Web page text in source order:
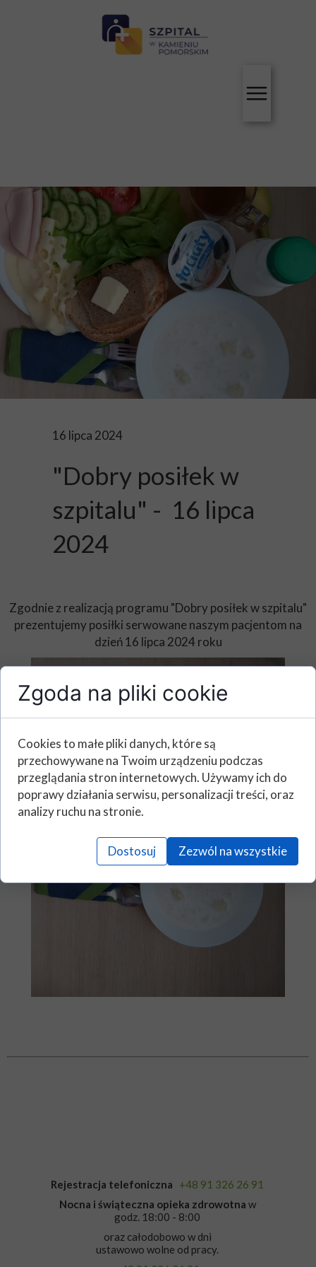
16 lipca 2024
"Dobry posiłek w
szpitalu" - 16 lipca
2024
Zgodnie z realizacją programu "Dobry posiłek w szpitalu"
prezentujemy posiłki serwowane naszym pacjentom na
dzień 16 lipca 2024 roku
Rejestracja telefoniczna +48 91 326 26 91
Nocna i świąteczna opieka zdrowotna w
godz. 18:00 - 8:00
oraz całodobowo w dni
ustawowo wolne od pracy.
Zgoda na pliki cookie
Cookies to małe pliki danych, które są
przechowywane na Twoim urządzeniu podczas
przeglądania stron internetowych. Używamy ich do
poprawy działania serwisu, personalizacji treści, oraz
analizy ruchu na stronie.
Dostosuj Zezwól na wszystkie